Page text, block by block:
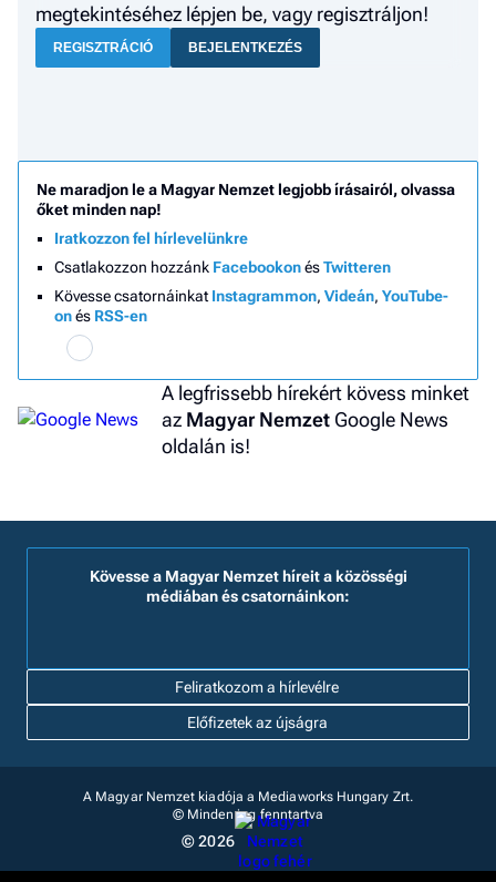
megtekintéséhez lépjen be, vagy regisztráljon!
REGISZTRÁCIÓ BEJELENTKEZÉS
Ne maradjon le a Magyar Nemzet legjobb írásairól, olvassa
őket minden nap!
Iratkozzon fel hírlevelünkre
Csatlakozzon hozzánk FacebookonésTwitteren
Kövesse csatornáinkat Instagrammon, Videán, YouTube-
onés RSS-en
A legfrissebb hírekért kövess minket
az Magyar Nemzet Google News
oldalán is!
Feliratkozom a hírlevélre
Kövesse a Magyar Nemzet híreit a közösségi
médiában és csatornáinkon:
Előfizetek az újságra
A Magyar Nemzet kiadója a Mediaworks Hungary Zrt.
© Minden jog fenntartva
© 2026